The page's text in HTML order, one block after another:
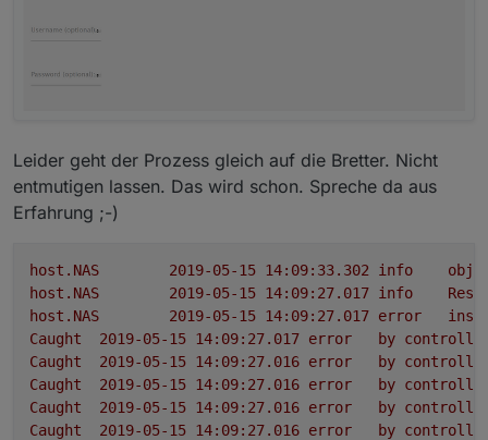
Leider geht der Prozess gleich auf die Bretter. Nicht
entmutigen lassen. Das wird schon. Spreche da aus
Erfahrung ;-)
host.NAS info
host.NAS
info
host.NAS
error
Caught
error by
Caught
error by
Caught
error by
Caught
error by
Caught
error by